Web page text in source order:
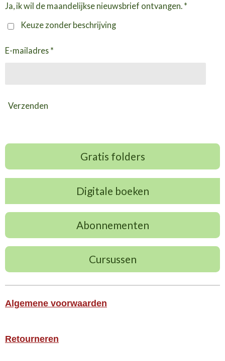
Ja, ik wil de maandelijkse nieuwsbrief ontvangen. *
Keuze zonder beschrijving
E-mailadres *
Verzenden
Gratis folders
Digitale boeken
Abonnementen
Cursussen
Algemene voorwaarden
Retourneren